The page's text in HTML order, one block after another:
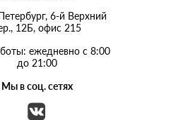
6-й Верхний
12Б, офис 215
ежедневно с 8:00
до 21:00
Мы в соц. сетях